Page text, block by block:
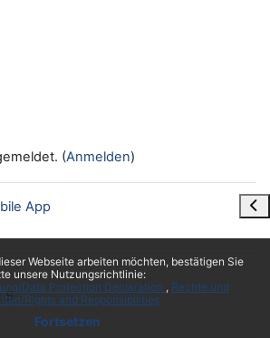
Webseite arbeiten möchten, bestätigen Sie
unsere Nutzungsrichtlinie:
Data Protection Declaration
Rechte und
Rights and Responsibilities
Fortsetzen
(Anmelden)
App